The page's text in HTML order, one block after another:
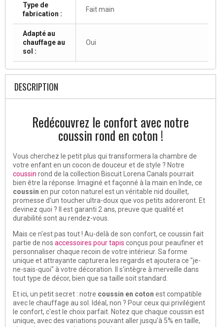
Type de
fabrication :
Fait main
Adapté au
chauffage au
sol :
Oui
DESCRIPTION
Redécouvrez le confort avec notre
coussin rond en coton !
Vous cherchez le petit plus qui transformera la chambre de
votre enfant en un cocon de douceur et de style ? Notre
coussin rond de la collection Biscuit Lorena Canals pourrait
bien être la réponse. Imaginé et façonné à la main en Inde, ce
coussin en pur coton naturel est un véritable nid douillet,
promesse d'un toucher ultra-doux que vos petits adoreront. Et
devinez quoi ? Il est garanti 2 ans, preuve que qualité et
durabilité sont au rendez-vous.
Mais ce n'est pas tout ! Au-delà de son confort, ce coussin fait
partie de nos accessoires pour tapis conçus pour peaufiner et
personnaliser chaque recoin de votre intérieur. Sa forme
unique et attrayante capturera les regards et ajoutera ce "je-
ne-sais-quoi" à votre décoration. Il s'intègre à merveille dans
tout type de décor, bien que sa taille soit standard.
Et ici, un petit secret : notre coussin en coton est compatible
avec le chauffage au sol. Idéal, non ? Pour ceux qui privilégient
le confort, c'est le choix parfait. Notez que chaque coussin est
unique, avec des variations pouvant aller jusqu'à 5% en taille,